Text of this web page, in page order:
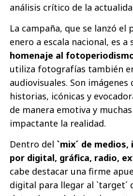
análisis crítico de la
La campaña, que se lanzó el
enero a escala nacional, es a
homenaje al
utiliza fotografías también
audiovisuales. Son imágenes
historias, icónicas y
de manera emotiva y muchas
impactante la realidad.
Dentro del `mix´ de
por digital, gráfica, radio,
cabe destacar una firme
digital para llegar al `target´